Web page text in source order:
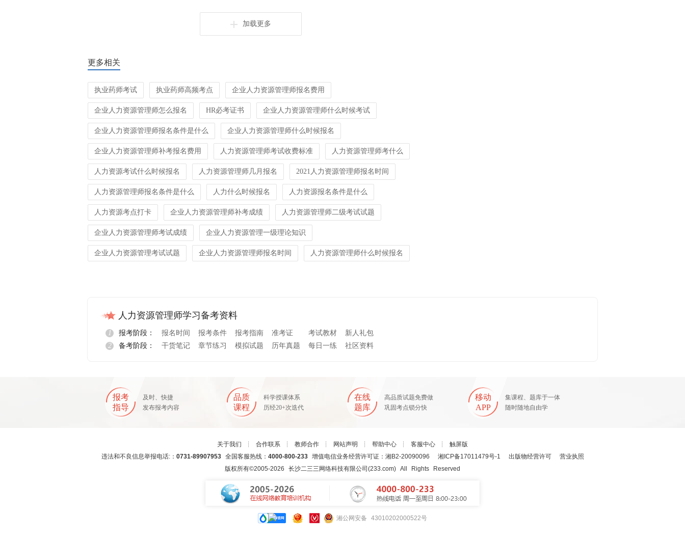
加载更多
更多相关
执业药师考试 执业药师高频考点 企业人力资源管理师报名费用
企业人力资源管理师怎么报名 HR必考证书 企业人力资源管理师什么时候考试
企业人力资源管理师报名条件是什么 企业人力资源管理师什么时候报名
企业人力资源管理师补考报名费用 人力资源管理师考试收费标准 人力资源管理师考什么
人力资源考试什么时候报名 人力资源管理师几月报名 2021人力资源管理师报名时间
人力资源管理师报名条件是什么 人力什么时候报名 人力资源报名条件是什么
人力资源考点打卡 企业人力资源管理师补考成绩 人力资源管理师二级考试试题
企业人力资源管理师考试成绩 企业人力资源管理一级理论知识
企业人力资源管理考试试题 企业人力资源管理师报名时间 人力资源管理师什么时候报名
人力资源管理师学习备考资料
1 报考阶段： 报名时间 报考条件 报考指南 准考证 考试教材
新人礼包
报名指导
2 备考阶段： 干货笔记 章节练习 模拟试题 历年真题 每日一练 社区资料
报考
指导
及时、快捷
发布报考内容
品质
课程
科学授课体系
历经20+次迭代
在线
题库
高品质试题免费做
巩固考点锁分快
移动
APP
集课程、题库于一体
随时随地自由学
关于我们 ┊ 合作联系 ┊ 教师合作 ┊ 网站声明 ┊ 帮助中心 ┊ 客服中心 ┊ 触屏版
违法和不良信息举报电话:： 0731-89907953全国客服热线： 4000-800-233增值电信业务经营许可证：湘B2-20090096 湘ICP备17011479号-1 出版物经营许可
营业执照
版权所有©2005-2026 长沙二三三网络科技有限公司(233.com) All Rights Reserved
湘公网安备 43010202000522号